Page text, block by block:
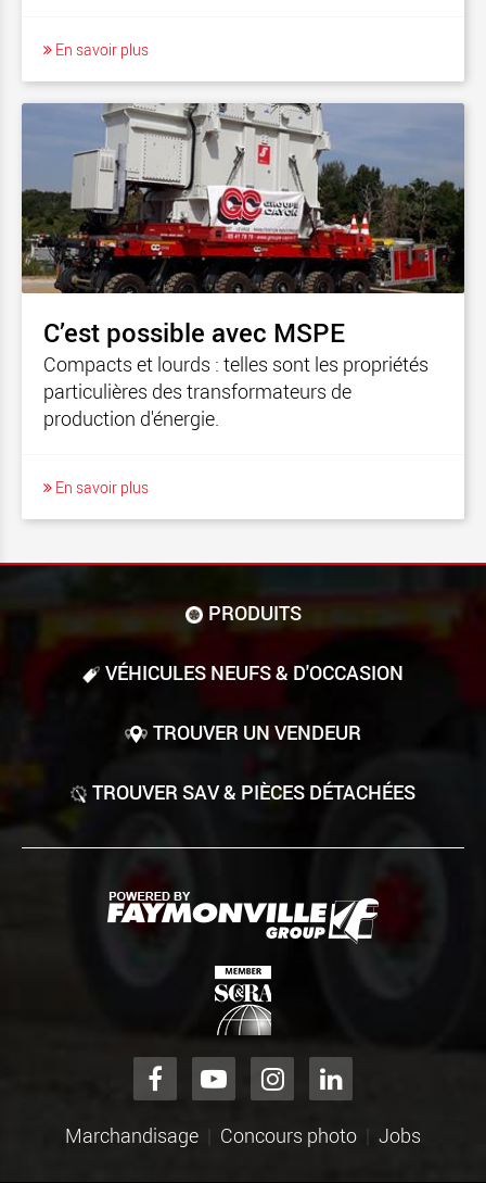
En savoir plus
C’est possible avec MSPE
Compacts et lourds : telles sont les propriétés
particulières des transformateurs de
production d'énergie.
En savoir plus
PRODUITS
VÉHICULES NEUFS & D'OCCASION
TROUVER UN VENDEUR
TROUVER SAV & PIÈCES DÉTACHÉES
Marchandisage Concours photo Jobs